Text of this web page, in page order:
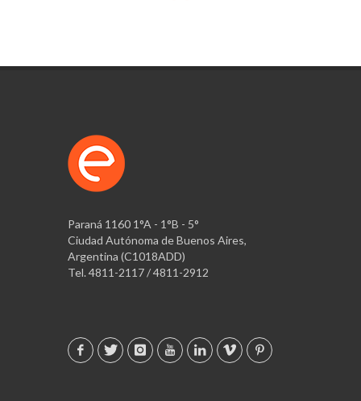
Paraná 1160 1°A - 1°B - 5°
Ciudad Autónoma de Buenos Aires,
Argentina (C1018ADD)
Tel. 4811-2117 / 4811-2912